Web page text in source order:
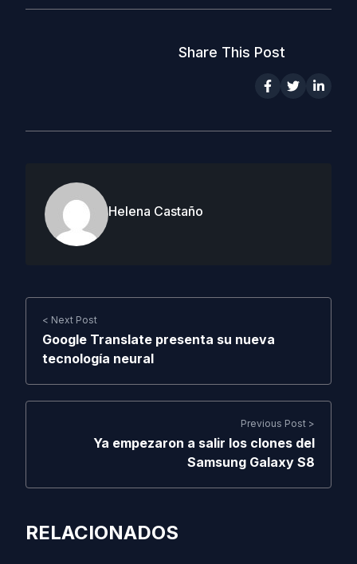
Share This Post
Helena Castaño
< Next Post
Google Translate presenta su nueva
tecnología neural
Previous Post >
Ya empezaron a salir los clones del
Samsung Galaxy S8
RELACIONADOS